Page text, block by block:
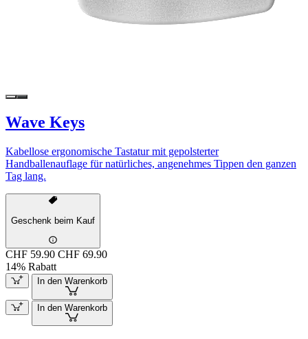
Wave Keys
Kabellose ergonomische Tastatur mit gepolsterter
Handballenauflage für natürliches, angenehmes Tippen den ganzen
Tag lang.
Geschenk beim Kauf
CHF 59.90 CHF 69.90
14% Rabatt
In den Warenkorb
In den Warenkorb